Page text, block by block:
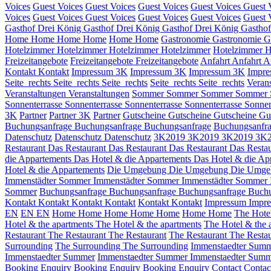
Voices Guest Voices Guest Voices Guest Voices Guest Voices Guest
Voices Guest Voices Guest Voices Guest Voices Guest Voices Guest
Gasthof Drei König Gasthof Drei König Gasthof Drei König
Home Home Home Home Home Home Gastronomie Gastronomie
HotelzimmerHotelzimmerHotelzimmerHotelzimmer Hotelzimmer
Freizeitangebote Freizeitangebote Freizeitangebote Anfahrt Anfahrt
Kontakt Kontakt Impressum 3K Impressum 3K Impressum 3K
Seite_rechts Seite_rechts Seite_rechts Seite_rechts Seite_rechts
Veranstaltungen Veranstaltungen Sommer Sommer Sommer Sommer
Sonnenterrasse Sonnenterrasse Sonnenterrasse Sonnenterrasse
3K Partner Partner 3K Partner Gutscheine Gutscheine Gutscheine
Buchungsanfrage Buchungsanfrage Buchungsanfrage
Datenschutz Datenschutz Datenschutz 3K2019 3K2019 3K2019
Restaurant Das Restaurant Das Restaurant Das Restaurant Das
die Appartements Das Hotel & die Appartements Das Hotel & die
Hotel & die Appartements Die Umgebung Die Umgebung Die
Immenstädter SommerImmenstädter SommerImmenstädter Sommer
Sommer Buchungsanfrage Buchungsanfrage Buchungsanfrage
Kontakt Kontakt Kontakt Kontakt Kontakt Kontakt Impressum
EN EN EN Home Home Home Home Home Home Home The
Hotel & the apartments The Hotel & the apartments The Hotel & the
Restaurant The Restaurant The Restaurant The Restaurant The
Surrounding The Surrounding The Surrounding Immenstaedter
Immenstaedter Summer Immenstaedter SummerImmenstaedter
Booking Enquiry Booking Enquiry Booking Enquiry Contact